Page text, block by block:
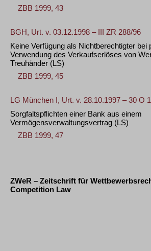
ZBB 1999, 43
BGH, Urt. v. 03.12.1998 – III ZR 288/96
Keine Verfügung als Nichtberechtigter bei
Verwendung des Verkaufserlöses von
Treuhänder (LS)
ZBB 1999, 45
LG München I, Urt. v. 28.10.1997 – 30 O
Sorgfaltspflichten einer Bank aus einem
Vermögensverwaltungsvertrag (LS)
ZBB 1999, 47
ZWeR – Zeitschrift für
Competition Law